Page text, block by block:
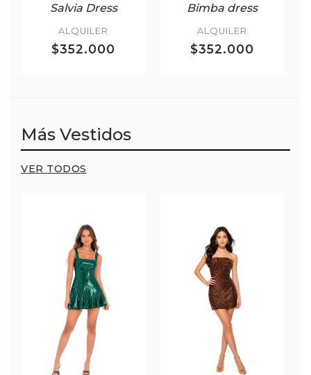
Salvia Dress
ALQUILER
$352.000
Bimba dress
ALQUILER
$352.000
Más Vestidos
VER TODOS